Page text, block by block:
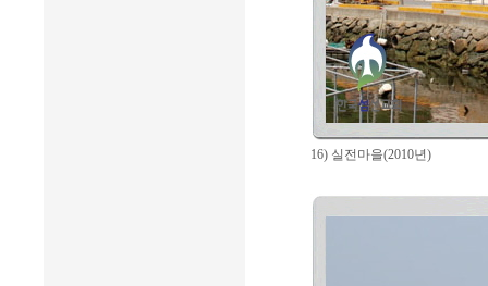
16) 실전마을(2010년)